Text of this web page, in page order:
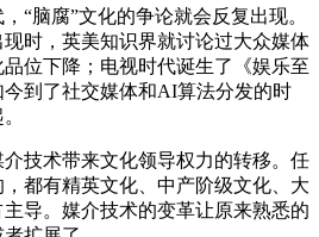
“脑腐”文化的争论就会反复出现。
时，英美知识界就讨论过大众媒体
位下降；电视时代诞生了《娱乐至
到了社交媒体和AI算法分发的时
技术带来文化领导权力的转移。任
都有精英文化、中产阶级文化、大
导。媒介技术的变革让原来熟悉的